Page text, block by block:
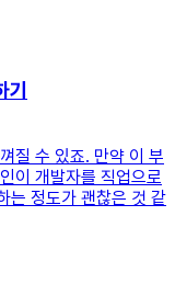
질 수 있죠. 만약 이 부
이 개발자를 직업으로
는 정도가 괜찮은 것 같